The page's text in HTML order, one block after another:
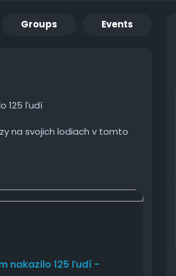
Groups Events
125 ľudí
na svojich lodiach v tomto
nakazilo 125 ľudí -